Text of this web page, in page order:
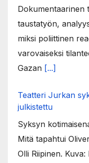
Dokumentaarinen
taustatyön,
miksi poliittinen
varovaiseksi
Gazan [...]
Teatteri Jurkan
julkistettu
Syksyn
Mitä tapahtui
Olli Riipinen.